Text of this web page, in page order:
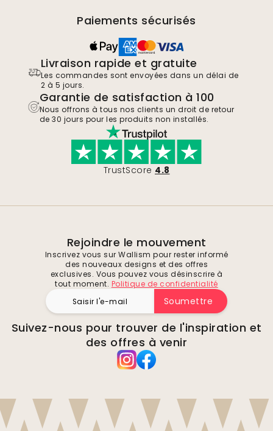
Paiements sécurisés
Livraison rapide et gratuite
Les commandes sont envoyées dans un délai de
2 à 5 jours.
Garantie de satisfaction à 100
Nous offrons à tous nos clients un droit de retour
de 30 jours pour les produits non installés.
TrustScore 4.8
Rejoindre le mouvement
Inscrivez vous sur Wallism pour rester informé
des nouveaux designs et des offres
exclusives. Vous pouvez vous désinscrire à
tout moment. Politique de confidentialité
Soumettre
Suivez-nous pour trouver de l'inspiration et
des offres à venir